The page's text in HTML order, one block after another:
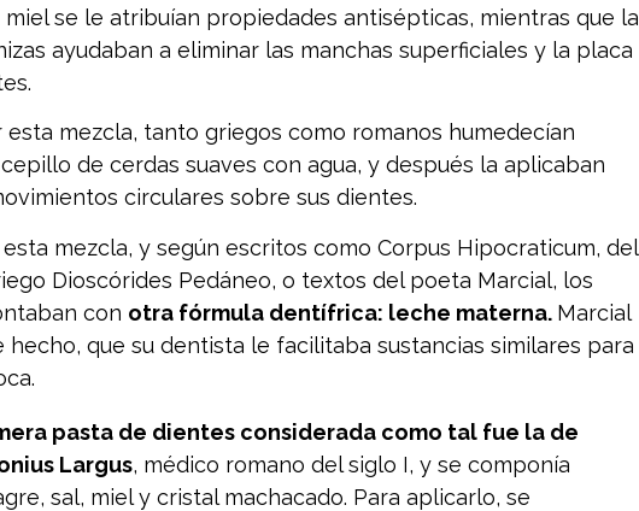
miel se le atribuían propiedades antisépticas, mientras que la
ayudaban a eliminar las manchas superficiales y la placa
esta mezcla, tanto griegos como romanos humedecían
de cerdas suaves con agua, y después la aplicaban
circulares sobre sus dientes.
mezcla, y según escritos como Corpus Hipocraticum, del
Dioscórides Pedáneo, o textos del poeta Marcial, los
con otra fórmula dentífrica: leche materna. Marcial
hecho, que su dentista le facilitaba sustancias similares para
pasta de dientes considerada como tal fue la de
Largus, médico romano del siglo I, y se componía
sal, miel y cristal machacado. Para aplicarlo, se